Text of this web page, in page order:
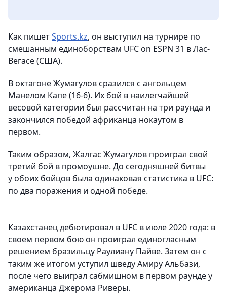
Как пишетSports.kz, он выступил на турнире по
смешанным единоборствам UFC on ESPN 31 в Лас-
Вегасе (США).
В октагоне Жумагулов сразился с ангольцем
Манелом Капе (16-6). Их бой в наилегчайшей
весовой категории был рассчитан на три раунда и
закончился победой африканца нокаутом в
первом.
Таким образом, Жалгас Жумагулов проиграл свой
третий бой в промоушне. До сегодняшней битвы
у обоих бойцов была одинаковая статистика в UFC:
по два поражения и одной победе.
Казахстанец дебютировал в UFC в июле 2020 года: в
своем первом бою он проиграл единогласным
решением бразильцу Раулиану Пайве. Затем он с
таким же итогом уступил шведу Амиру Альбази,
после чего выиграл сабмишном в первом раунде у
американца Джерома Риверы.